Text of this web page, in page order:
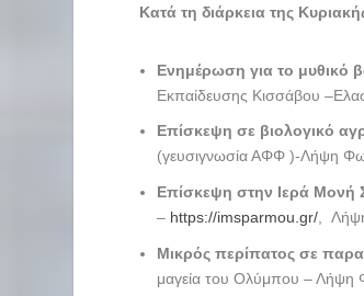
Κατά τη διάρκεια της
Ενημέρωση για το μυθικό
Εκπαίδευσης Κισσάβου
Επίσκεψη σε βιολογικό
(γευσιγνωσία ΑΦΦ )-Λήψη
Επίσκεψη στην Ιερά
– https://imsparmou.gr/,
Μικρός περίπατος σε
μαγεία του Ολύμπου – Λήψη